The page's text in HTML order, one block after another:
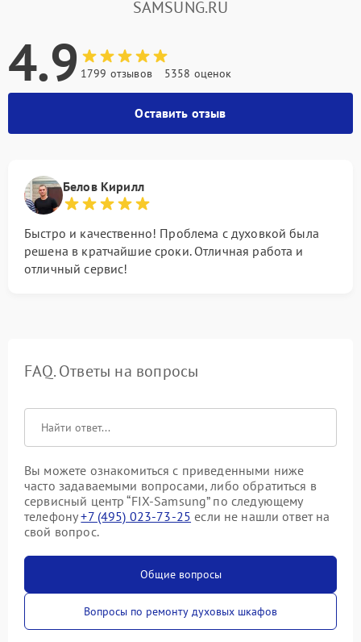
SAMSUNG.RU
4.9 1799 отзывов 5358 оценок
Оставить отзыв
Белов Кирилл
Быстро и качественно! Проблема с духовкой была
решена в кратчайшие сроки. Отличная работа и
отличный сервис!
FAQ. Ответы на вопросы
Вы можете ознакомиться с приведенными ниже
часто задаваемыми вопросами, либо обратиться в
сервисный центр “FIX-Samsung” по следующему
телефону+7 (495) 023-73-25 если не нашли ответ на
свой вопрос.
Общие вопросы
Вопросы по ремонту духовых шкафов